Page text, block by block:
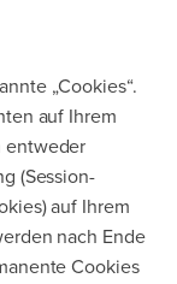
„Cookies“.
auf Ihrem
entweder
(Session-
auf Ihrem
nach Ende
Cookies